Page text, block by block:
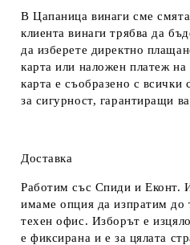
В Цапаница винаги сме
клиента винаги трябва да
да изберете директно
карта или наложен платеж
карта е съобразено с всички
за сигурност, гарантиращи
Доставка
Работим със Спиди и Еконт.
имаме опция да изпратим до
техен офис. Изборът е
е фиксирана и е за цялата